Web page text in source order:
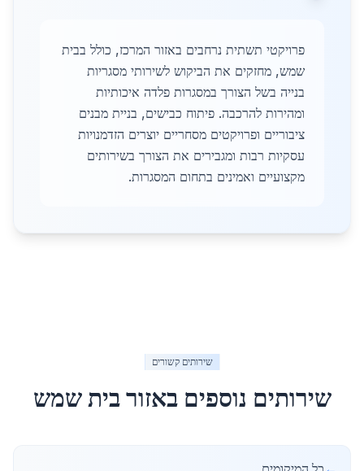
פרויקטי תשתית נרחבים באזור המרכז, כולל בבית
שמש, מחזקים את הביקוש לשירותי מסגריות
בנייה בשל הצורך במסגרות פלדה איכותיות
ומהירות להרכבה. פיתוח כבישים, בניית מבנים
ציבוריים ופרויקטים מסחריים יוצרים הזדמנויות
עסקיות רבות ומגבירים את הצורך בשירותים
מקצועיים ואמינים בתחום המסגרות.
שירותים קשורים
שירותים נוספים באזורבית שמש